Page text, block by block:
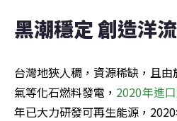
黑潮穩定 創造洋
台灣地狹人稠，資源稀缺，且
氣等化石燃料發電， 2020年進
年已大力研發可再生能源，